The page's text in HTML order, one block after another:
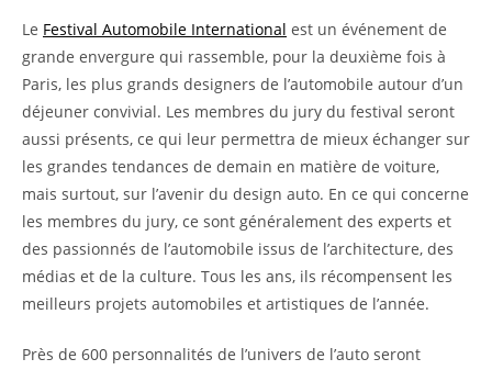
Le Festival Automobile International est un événement de
grande envergure qui rassemble, pour la deuxième fois à
Paris, les plus grands designers de l’automobile autour d’un
déjeuner convivial. Les membres du jury du festival seront
aussi présents, ce qui leur permettra de mieux échanger sur
les grandes tendances de demain en matière de voiture,
mais surtout, sur l’avenir du design auto. En ce qui concerne
les membres du jury, ce sont généralement des experts et
des passionnés de l’automobile issus de l’architecture, des
médias et de la culture. Tous les ans, ils récompensent les
meilleurs projets automobiles et artistiques de l’année.
Près de 600 personnalités de l’univers de l’auto seront